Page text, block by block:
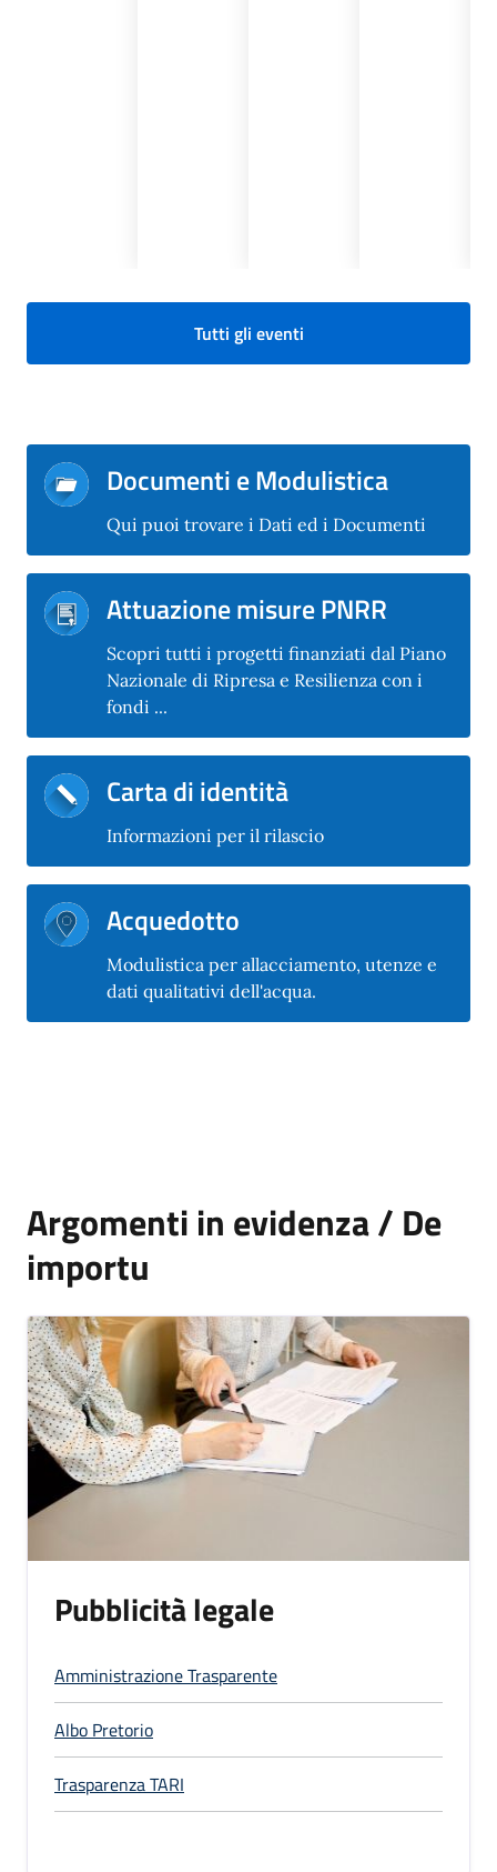
Tutti gli eventi
Documenti e Modulistica
Qui puoi trovare i Dati ed i Documenti
Attuazione misure PNRR
Scopri tutti i progetti finanziati dal Piano
Nazionale di Ripresa e Resilienza con i
fondi ...
Carta di identità
Informazioni per il rilascio
Acquedotto
Modulistica per allacciamento, utenze e
dati qualitativi dell'acqua.
Argomenti in evidenza / De
importu
Pubblicità legale
Amministrazione Trasparente
Albo Pretorio
Trasparenza TARI